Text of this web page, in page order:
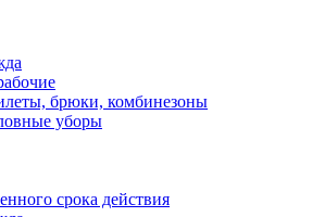
брюки, комбинезоны
уборы
срока действия